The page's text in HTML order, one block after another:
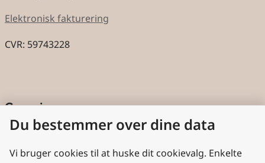
Elektronisk fakturering
CVR: 59743228
Genveje
Cookies
Aktindsigt
Du bestemmer over dine data
Vi bruger cookies til at huske dit cookievalg. Enkelte